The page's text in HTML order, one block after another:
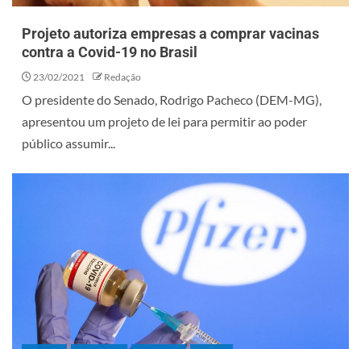
Projeto autoriza empresas a comprar vacinas
contra a Covid-19 no Brasil
23/02/2021 Redação
O presidente do Senado, Rodrigo Pacheco (DEM-MG),
apresentou um projeto de lei para permitir ao poder
público assumir...